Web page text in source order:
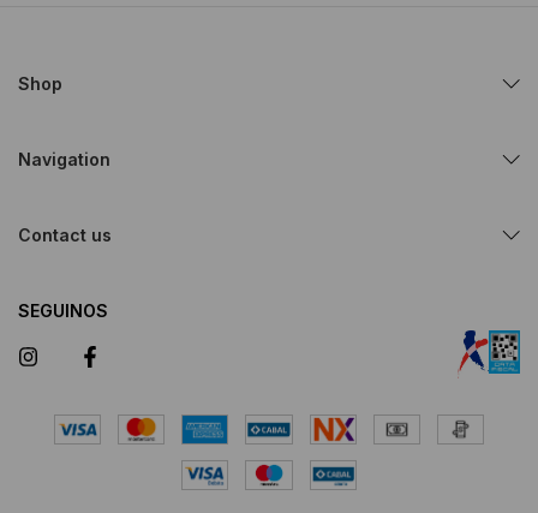
Shop
Navigation
Contact us
SEGUINOS